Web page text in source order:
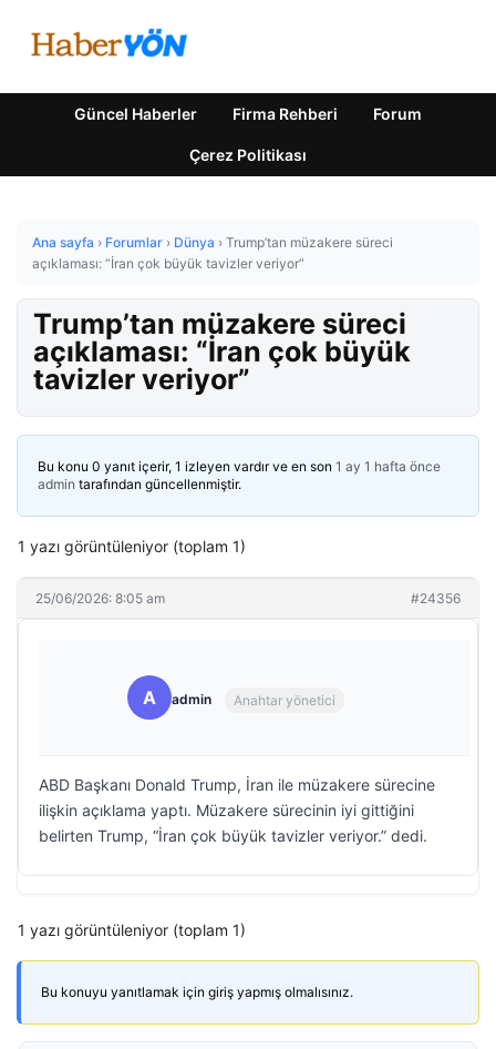
Güncel Haberler Firma Rehberi Forum
Çerez Politikası
Ana sayfa › Forumlar › Dünya › Trump’tan müzakere süreci
açıklaması: “İran çok büyük tavizler veriyor”
Trump’tan müzakere süreci
açıklaması: “İran çok büyük
tavizler veriyor”
Bu konu 0 yanıt içerir, 1 izleyen vardır ve en son 1 ay 1 hafta önce
admin tarafından güncellenmiştir.
1 yazı görüntüleniyor (toplam 1)
25/06/2026: 8:05 am #24356
A admin Anahtar yönetici
ABD Başkanı Donald Trump, İran ile müzakere sürecine
ilişkin açıklama yaptı. Müzakere sürecinin iyi gittiğini
belirten Trump, “İran çok büyük tavizler veriyor.” dedi.
1 yazı görüntüleniyor (toplam 1)
Bu konuyu yanıtlamak için giriş yapmış olmalısınız.